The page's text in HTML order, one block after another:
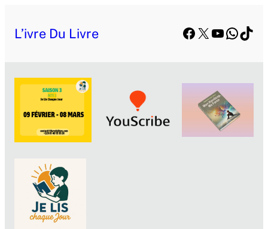
L’ivre Du Livre Facebook
X YouTube